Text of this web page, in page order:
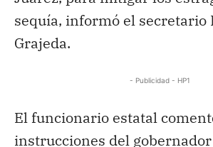
sequía, informó el secretario
Grajeda.
- Publicidad - HP1
El funcionario estatal
instrucciones del